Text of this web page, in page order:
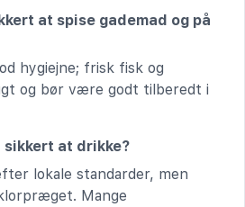
at spise gademad og på
hygiejne; frisk fisk og
og bør være godt tilberedt i
sikkert at drikke?
lokale standarder, men
Mange